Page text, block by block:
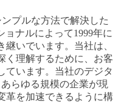
プルな方法で解決した
ナルによって1999年に
いでいます。当社は、
く理解するために、お客
ています。当社のデジタ
らゆる規模の企業が現
革を加速できるように構